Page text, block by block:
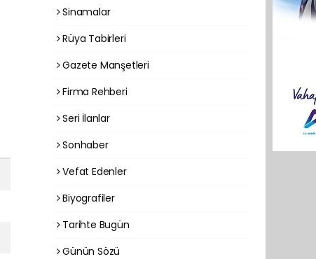
Sinamalar
Rüya Tabirleri
Gazete Manşetleri
Firma Rehberi
Seri İlanlar
Sonhaber
Vefat Edenler
Biyografiler
Tarihte Bugün
Günün Sözü